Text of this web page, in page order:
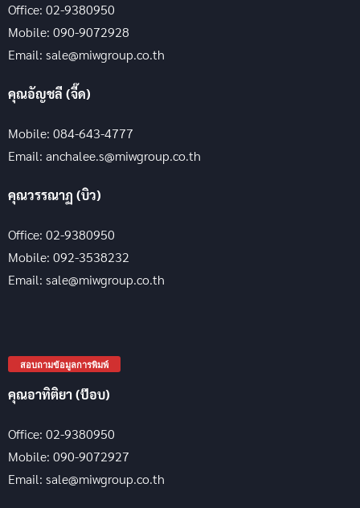
Office: 02-9380950
Mobile: 090-9072928
Email: sale@miwgroup.co.th
คุณอัญชลี (จี๊ด)
Mobile: 084-643-4777
Email: anchalee.s@miwgroup.co.th
คุณวรรณาฏ (บิว)
Office: 02-9380950
Mobile: 092-3538232
Email: sale@miwgroup.co.th
สอบถามข้อมูลการพิมพ์
คุณอาทิติยา (ป๊อบ)
Office: 02-9380950
Mobile: 090-9072927
Email: sale@miwgroup.co.th